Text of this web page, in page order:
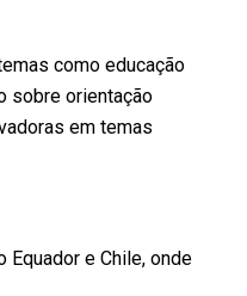
como educação
sobre orientação
em temas
e Chile, onde